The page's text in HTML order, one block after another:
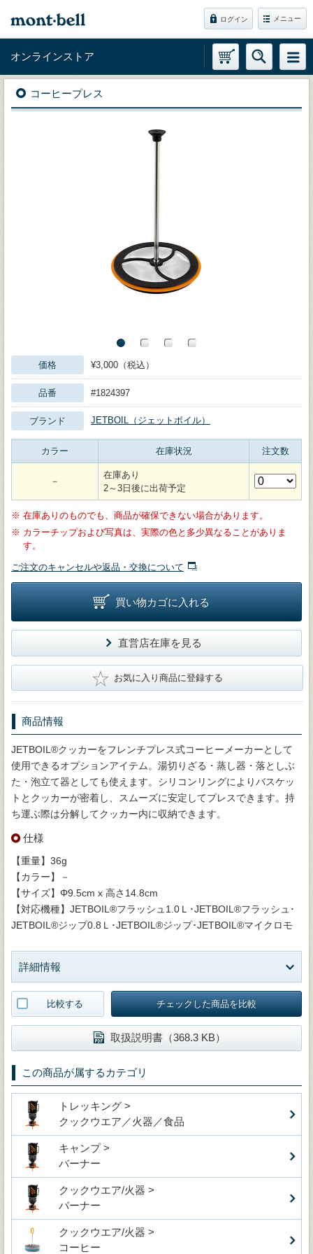
ログイン メニュー
オンラインストア
コーヒープレス
価格 ¥3,000（税込）
品番 #1824397
ブランド JETBOIL（ジェットボイル）
カラー 在庫状況 注文数
－
在庫あり
2～3日後に出荷予定
※ 在庫ありのものでも、商品が確保できない場合があります。
※ カラーチップおよび写真は、実際の色と多少異なることがありま
す。
ご注文のキャンセルや返品・交換について
買い物カゴに入れる
直営店在庫を見る
★ お気に入り商品に登録する
商品情報
JETBOIL®クッカーをフレンチプレス式コーヒーメーカーとして
使用できるオプションアイテム。湯切りざる・蒸し器・落としぶ
た・泡立て器としても使えます。シリコンリングによりバスケッ
トとクッカーが密着し、スムーズに安定してプレスできます。持
ち運ぶ際は分解してクッカー内に収納できます。
仕様
【重量】36g
【カラー】－
【サイズ】Φ9.5cm x 高さ14.8cm
【対応機種】JETBOIL®フラッシュ1.0Ｌ･JETBOIL®フラッシュ･
JETBOIL®ジップ0.8Ｌ･JETBOIL®ジップ･JETBOIL®マイクロモ
詳細情報
比較する チェックした商品を比較
取扱説明書（368.3 KB）
この商品が属するカテゴリ
トレッキング >
クックウエア／火器／食品
キャンプ >
バーナー
クックウエア/火器 >
バーナー
クックウエア/火器 >
コーヒー